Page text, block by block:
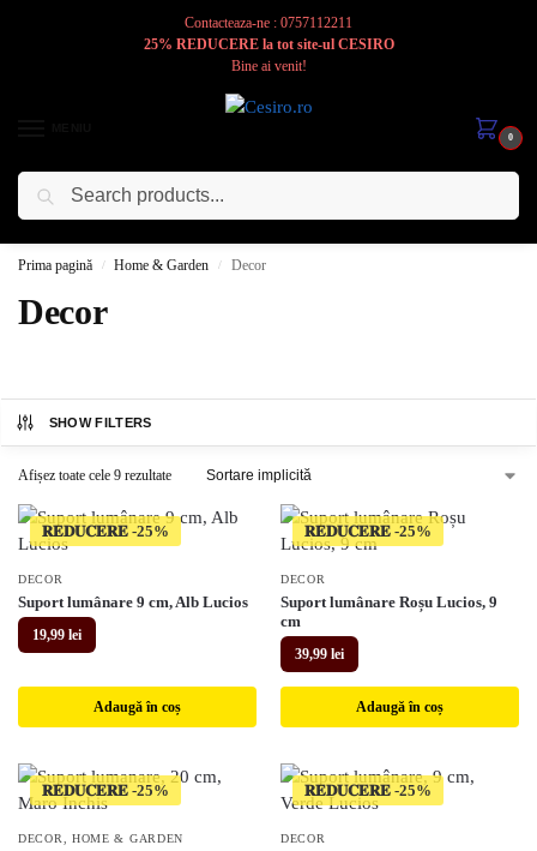
Contacteaza-ne : 0757112211
25% REDUCERE la tot site-ul CESIRO
Bine ai venit!
0
Cesiro
Prima pagină / Home & Garden / Decor
Decor
SHOW FILTERS
Afișez toate cele 9 rezultate
𝐑𝐄𝐃𝐔𝐂𝐄𝐑𝐄
DECOR
Suport lumânare 9 cm, Alb Lucios
19,99 lei
Adaugă în coș
𝐑𝐄𝐃𝐔𝐂𝐄𝐑𝐄
DECOR
Suport lumânare Roșu Lucios, 9
cm
39,99 lei
Adaugă în coș
𝐑𝐄𝐃𝐔𝐂𝐄𝐑𝐄
DECOR HOME & GARDEN
𝐑𝐄𝐃𝐔𝐂𝐄𝐑𝐄
DECOR